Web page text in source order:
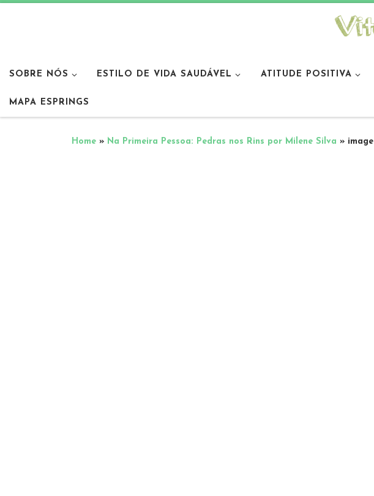
SOBRE NÓS ESTILO DE VIDA SAUDÁVEL ATITUDE POSITIVA
MAPA ESPRINGS
Home » Na Primeira Pessoa: Pedras nos Rins por Milene Silva » image